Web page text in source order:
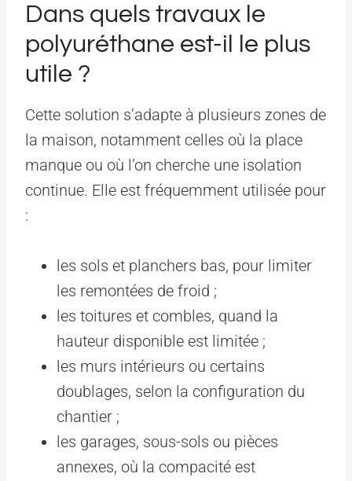
Dans quels travaux le
polyuréthane est-il le plus
utile ?
Cette solution s’adapte à plusieurs zones de
la maison, notamment celles où la place
manque ou où l’on cherche une isolation
continue. Elle est fréquemment utilisée pour
:
les sols et planchers bas, pour limiter
les remontées de froid ;
les toitures et combles, quand la
hauteur disponible est limitée ;
les murs intérieurs ou certains
doublages, selon la configuration du
chantier ;
les garages, sous-sols ou pièces
annexes, où la compacité est